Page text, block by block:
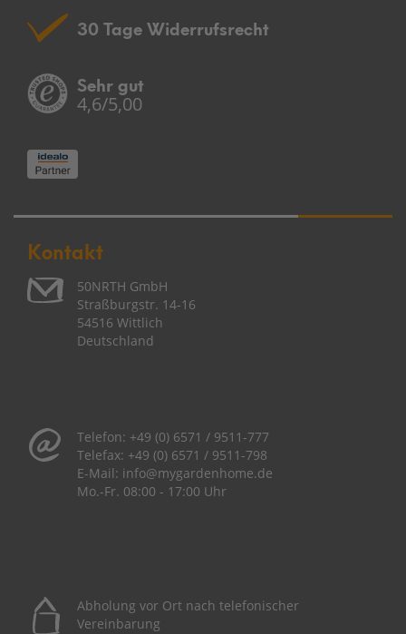
30 Tage Widerrufsrecht
Sehr gut
4,6/5,00
Kontakt
50NRTH GmbH
Straßburgstr. 14-16
54516 Wittlich
Deutschland
Telefon: +49 (0) 6571 / 9511-777
Telefax: +49 (0) 6571 / 9511-798
E-Mail: info@mygardenhome.de
Mo.-Fr. 08:00 - 17:00 Uhr
Abholung vor Ort nach telefonischer
Vereinbarung